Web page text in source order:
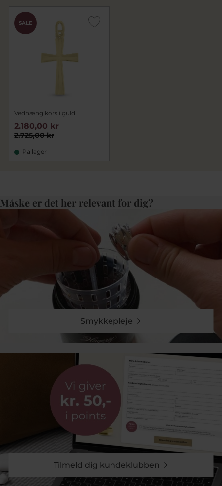
SALE
Vedhæng kors i guld
2.725,00 kr
2.180,00 kr
På lager
Måske er det her relevant for dig?
Smykkepleje
Tilmeld dig kundeklubben